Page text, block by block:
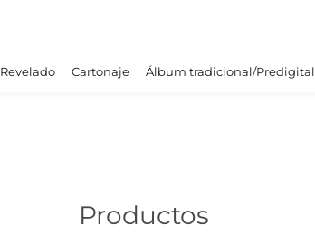
Revelado Cartonaje Álbum tradicional/Predigital
Productos